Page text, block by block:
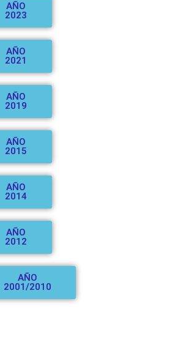
AÑO
2023
AÑO
2021
AÑO
2019
AÑO
2015
AÑO
2014
AÑO
2012
AÑO
2001/2010